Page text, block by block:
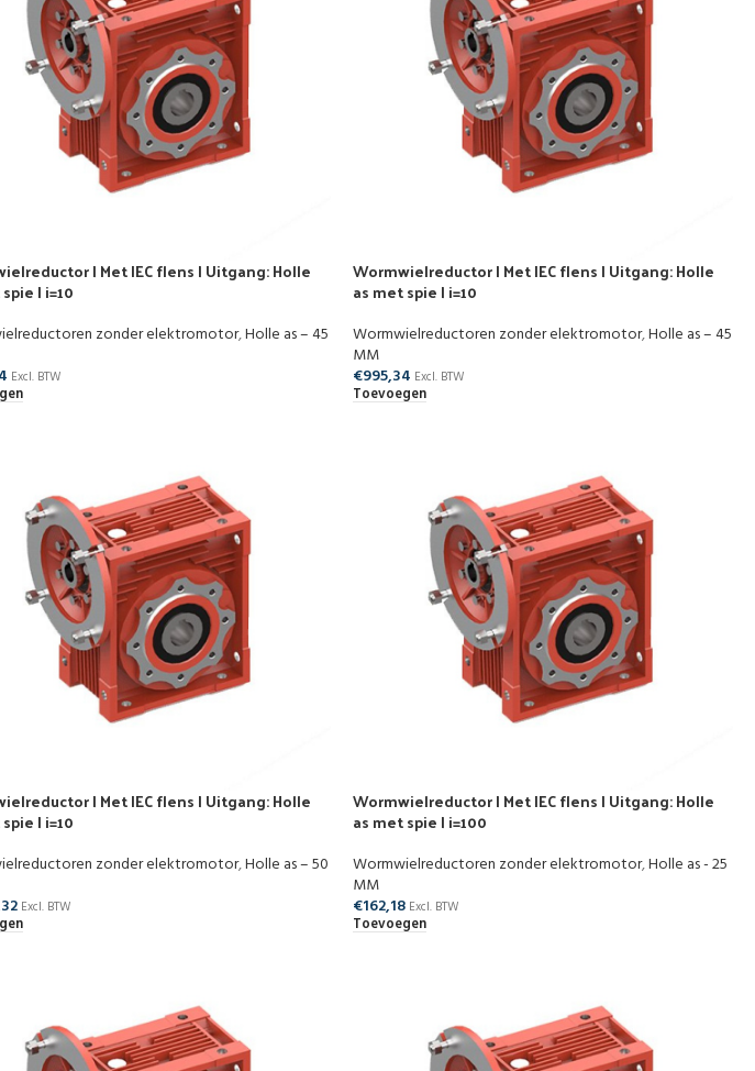
| Met IEC flens | Uitgang: Holle
| i=10
zonder elektromotor,Holle as – 45
Excl. BTW
Wormwielreductor | Met IEC flens | Uitgang: Holle
as met spie | i=10
Wormwielreductoren zonder elektromotor,Holle as – 45
MM
€995,34 Excl. BTW
Toevoegen
| Met IEC flens | Uitgang: Holle
| i=10
zonder elektromotor,Holle as – 50
Excl. BTW
Wormwielreductor | Met IEC flens | Uitgang: Holle
as met spie | i=100
Wormwielreductoren zonder elektromotor,Holle as - 25
MM
€162,18 Excl. BTW
Toevoegen